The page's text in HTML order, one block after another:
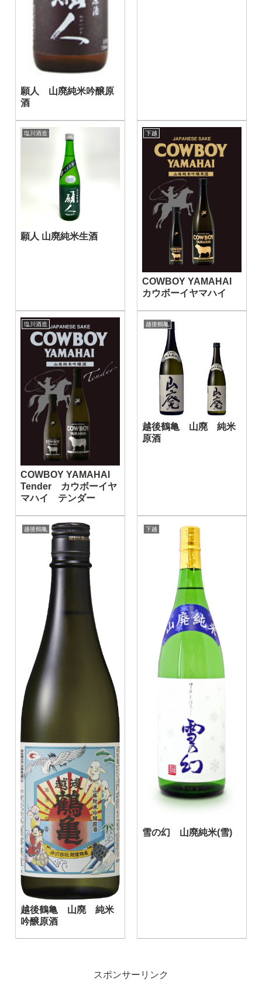
願人 山廃純米吟醸原
酒
塩川酒造
願人 山廃純米生酒
下越
COWBOY YAMAHAI
カウボーイヤマハイ
塩川酒造
COWBOY YAMAHAI
Tender カウボーイヤ
マハイ テンダー
越後鶴亀
越後鶴亀 山廃 純米
原酒
越後鶴亀
越後鶴亀 山廃 純米
吟醸原酒
下越
雪の幻 山廃純米(雪)
スポンサーリンク